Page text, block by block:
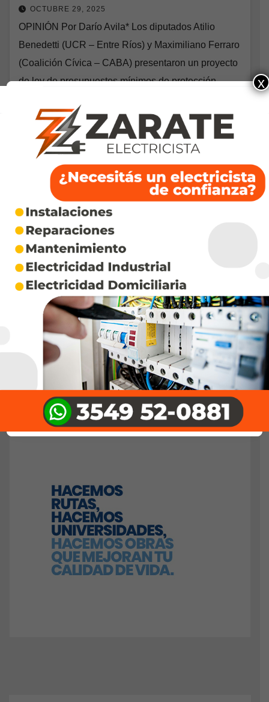
OCTUBRE 29, 2025
OPINIÓN Por Darío Avila* Los diputados Atilio
Benedetti (UCR – Entre Ríos) y Maximiliano Ferraro
(Coalición Cívica – CABA) presentaron un proyecto
de ley de presupuestos mínimos de protección
x